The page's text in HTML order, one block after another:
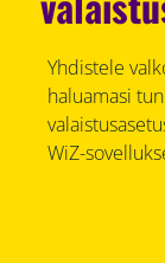
Yhdistele
haluamasi
WiZ-